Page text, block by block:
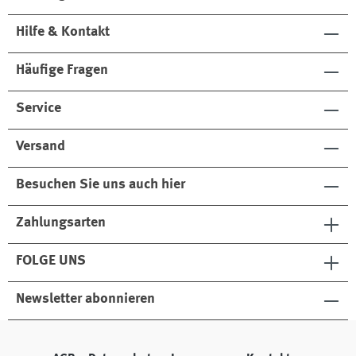
Hilfe & Kontakt
Häufige Fragen
Service
Versand
Besuchen Sie uns auch hier
Zahlungsarten
FOLGE UNS
Newsletter abonnieren